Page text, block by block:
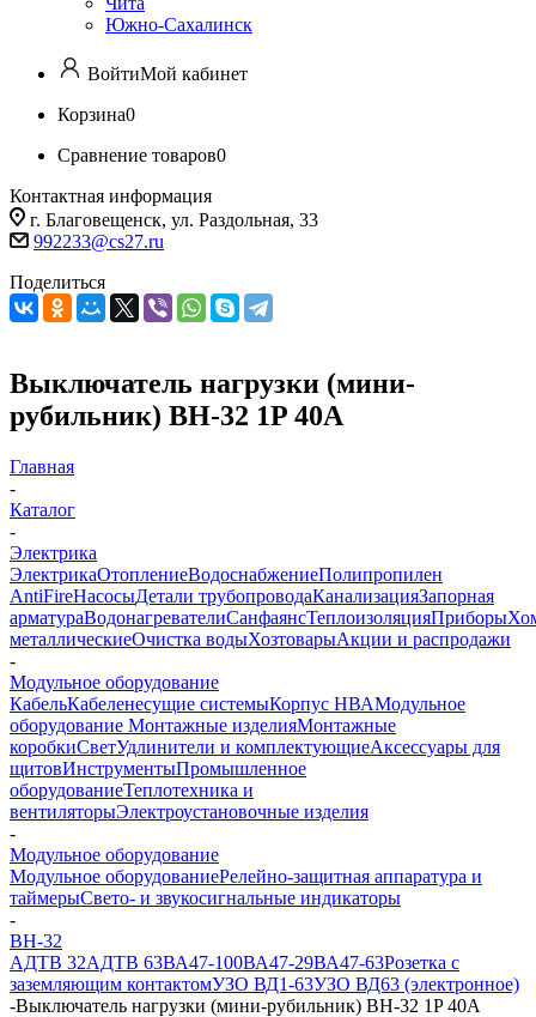
Южно-Сахалинск
ВойтиМой кабинет
Корзина0
Сравнение товаров0
Контактная информация
г. Благовещенск, ул. Раздольная, 33
992233@cs27.ru
Поделиться
Выключатель нагрузки (мини-
рубильник) ВН-32 1P 40A
Главная
-
Каталог
-
Электрика
ЭлектрикаОтоплениеВодоснабжениеПолипропилен
AntiFireНасосыДетали трубопроводаКанализацияЗапорная
арматураВодонагревателиСанфаянсТеплоизоляцияПриборы
металлическиеОчистка водыХозтоварыАкции и распродажи
-
Модульное оборудование
КабельКабеленесущие системыКорпус НВАМодульное
оборудование Монтажные изделияМонтажные
коробкиСветУдлинители и комплектующиеАксессуары для
щитовИнструментыПромышленное
оборудованиеТеплотехника и
вентиляторыЭлектроустановочные изделия
-
Модульное оборудование
Модульное оборудованиеРелейно-защитная аппаратура и
таймерыСвето- и звукосигнальные индикаторы
-
ВН-32
АДТВ 32АДТВ 63ВА47-100ВА47-29ВА47-63Розетка с
заземляющим контактомУЗО ВД1-63УЗО ВД63 (электронное)
-Выключатель нагрузки (мини-рубильник) ВН-32 1P 40A